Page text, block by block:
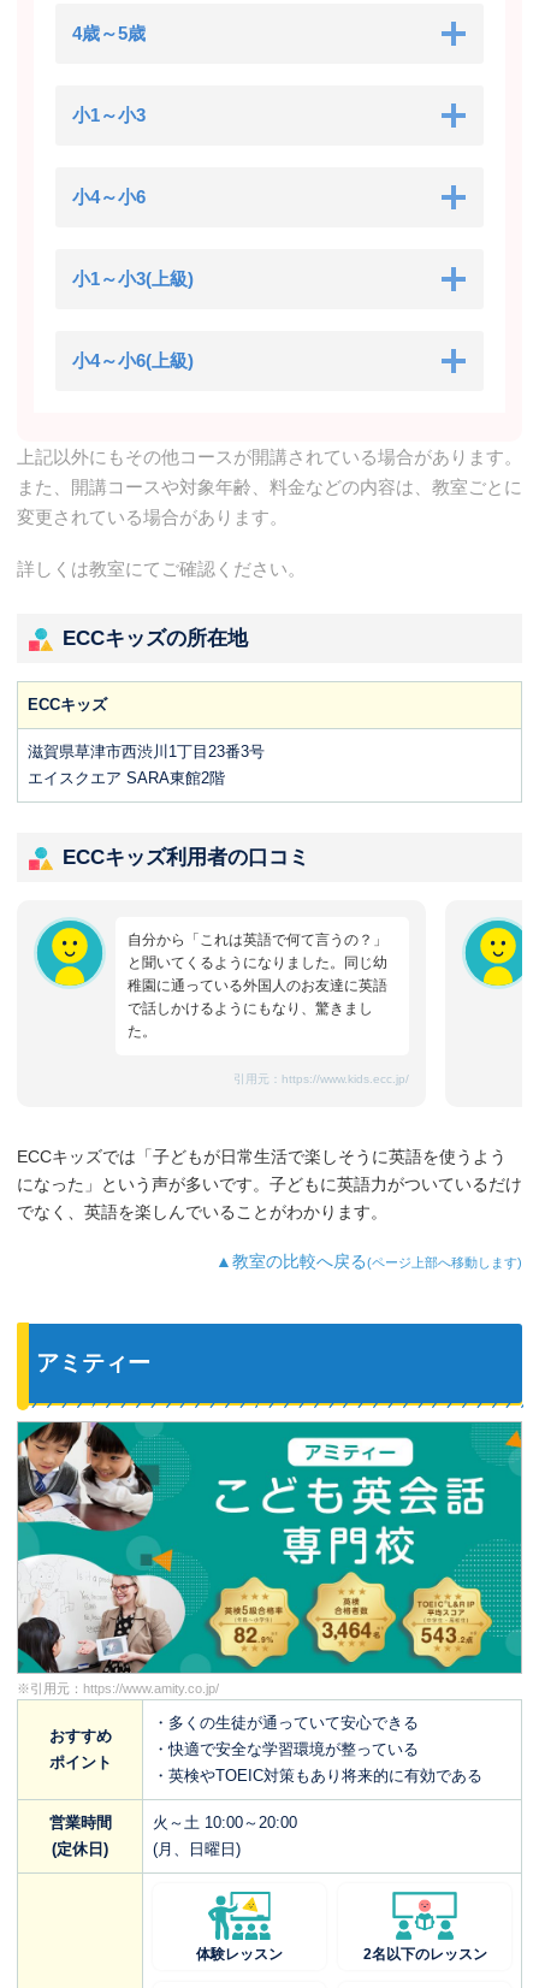
4歳～5歳
小1～小3
小4～小6
小1～小3(上級)
小4～小6(上級)
上記以外にもその他コースが開講されている場合があります。
また、開講コースや対象年齢、料金などの内容は、教室ごとに
変更されている場合があります。
詳しくは教室にてご確認ください。
ECCキッズの所在地
ECCキッズ
滋賀県草津市西渋川1丁目23番3号
エイスクエア SARA東館2階
ECCキッズ利用者の口コミ
自分から「これは英語で何て言うの？」
と聞いてくるようになりました。同じ幼
稚園に通っている外国人のお友達に英語
で話しかけるようにもなり、驚きまし
た。
引用元： https://www.kids.ecc.jp/
ECCキッズでは「子どもが日常生活で楽しそうに英語を使うよう
になった」という声が多いです。子どもに英語力がついているだけ
でなく、英語を楽しんでいることがわかります。
▲教室の比較へ戻る(ページ上部へ移動します)
アミティー
※引用元： https://www.amity.co.jp/
おすすめ
ポイント
・多くの生徒が通っていて安心できる
・快適で安全な学習環境が整っている
・英検やTOEIC対策もあり将来的に有効である
営業時間
(定休日)
火～土 10:00～20:00
(月、日曜日)
体験レッスン 2名以下のレッスン